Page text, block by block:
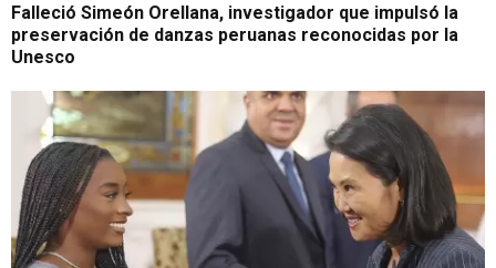
Falleció Simeón Orellana, investigador que impulsó la
preservación de danzas peruanas reconocidas por la
Unesco